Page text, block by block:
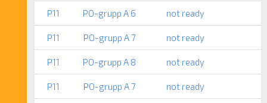
P11 PO-grupp A 6 not ready
P11 PO-grupp A 7 not ready
P11 PO-grupp A 8 not ready
P11 PO-grupp A 7 not ready